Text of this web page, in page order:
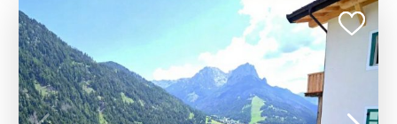
ITÁLIE | POZZA DI FASSA-MUNCION
575 000 €